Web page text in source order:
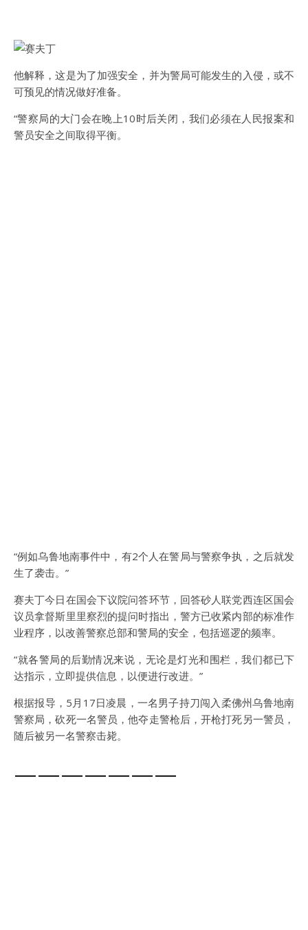
他解释，这是为了加强安全，并为警局可能发生的入侵，或不
可预见的情况做好准备。
“警察局的大门会在晚上10时后关闭，我们必须在人民报案和
警员安全之间取得平衡。
“例如乌鲁地南事件中，有2个人在警局与警察争执，之后就发
生了袭击。”
赛夫丁今日在国会下议院问答环节，回答砂人联党西连区国会
议员拿督斯里里察烈的提问时指出，警方已收紧内部的标准作
业程序，以改善警察总部和警局的安全，包括巡逻的频率。
“就各警局的后勤情况来说，无论是灯光和围栏，我们都已下
达指示，立即提供信息，以便进行改进。”
根据报导，5月17日凌晨，一名男子持刀闯入柔佛州乌鲁地南
警察局，砍死一名警员，他夺走警枪后，开枪打死另一警员，
随后被另一名警察击毙。
———————